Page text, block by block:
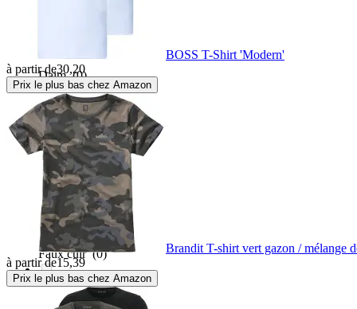
Daim(0)
Elasthanne(0)
Engrener(0)
Etendue(0)
Faux cuir(0)
Fibre de verre
BOSS T-Shirt 'Modern'
à partir de30,20
Prix le plus bas chez Amazon
Brandit T-shirt vert gazon / mélange
à partir de15,39
Prix le plus bas chez Amazon